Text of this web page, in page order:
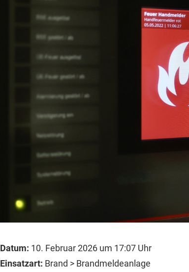
Datum: 10. Februar 2026 um 17:07 Uhr
Einsatzart: Brand > Brandmeldeanlage